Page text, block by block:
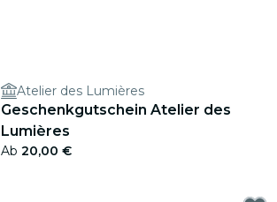
Atelier des Lumières
Geschenkgutschein Atelier des
Lumières
Ab 20,00 €